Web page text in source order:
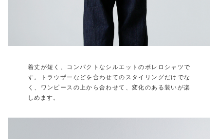
着丈が短く、コンパクトなシルエットのボレロシャツで
す。トラウザーなどを合わせてのスタイリングだけでな
く、ワンピースの上から合わせて、変化のある装いが楽
しめます。